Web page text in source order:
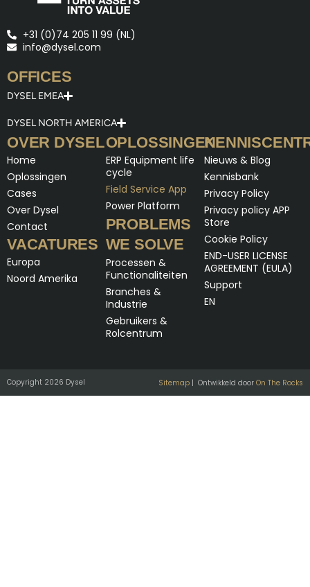
+31 (0)74 205 11 99 (NL)
info@dysel.com
OFFICES
DYSEL EMEA
DYSEL NORTH AMERICA
OVER DYSEL
Home
Oplossingen
Cases
Over Dysel
Contact
VACATURES
Europa
Noord Amerika
OPLOSSINGEN
ERP Equipment life
cycle
Field Service App
Power Platform
PROBLEMS
WE SOLVE
Processen &
Functionaliteiten
Branches &
Industrie
Gebruikers &
Rolcentrum
Nieuws & Blog
Kennisbank
Privacy Policy
Privacy policy APP
Store
Cookie Policy
END-USER LICENSE
AGREEMENT (EULA)
Support
EN
Copyright 2026 Dysel Sitemap | Ontwikkeld door On The Rocks